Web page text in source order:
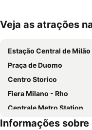
Ampliar mapa
Veja as atrações
Estação Central de Milão
Praça de Duomo
Centro Storico
Fiera Milano - Rho
Centrale Metro Station
Navigli
Informações sobre